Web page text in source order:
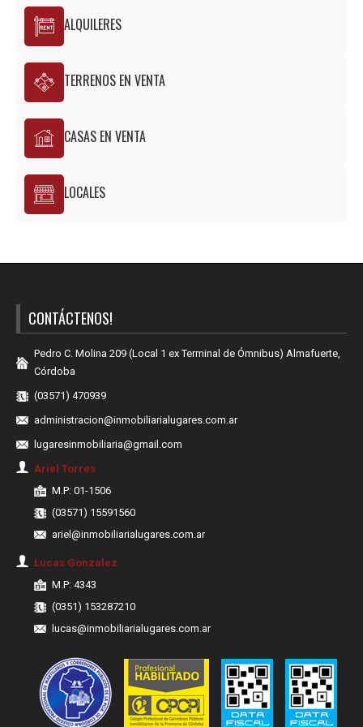
ALQUILERES
TERRENOS EN VENTA
CASAS EN VENTA
LOCALES
CONTÁCTENOS!
Pedro C. Molina 209 (Local 1 ex Terminal de Ómnibus) Almafuerte,
Córdoba
(03571) 470939
administracion@inmobiliarialugares.com.ar
lugaresinmobiliaria@gmail.com
Ariel Torres
M.P: 01-1506
(03571) 15591560
ariel@inmobiliarialugares.com.ar
Lucas Gonzalez
M.P: 4343
(0351) 153287210
lucas@inmobiliarialugares.com.ar